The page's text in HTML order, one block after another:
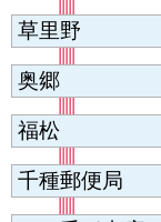
草里野
奥郷
福松
千種郵便局